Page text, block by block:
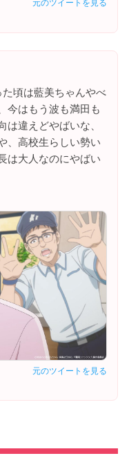
元のツイートを見る
た頃は藍美ちゃんやべ
今はもう波も満田も
違えどやばいな、
、高校生らしい勢い
は大人なのにやばい
元のツイートを見る